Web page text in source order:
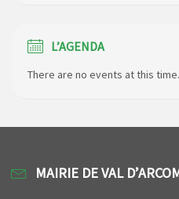
L’AGENDA
There are no events at this time.
MAIRIE DE VAL